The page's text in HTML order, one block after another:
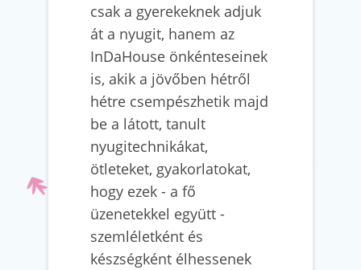
csak a gyerekeknek adjuk
át a nyugit, hanem az
InDaHouse önkénteseinek
is, akik a jövőben hétről
hétre csempészhetik majd
be a látott, tanult
nyugitechnikákat,
ötleteket, gyakorlatokat,
hogy ezek - a fő
üzenetekkel együtt -
szemléletként és
készségként élhessenek